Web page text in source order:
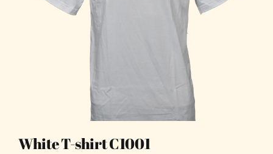
White T-shirt C1001